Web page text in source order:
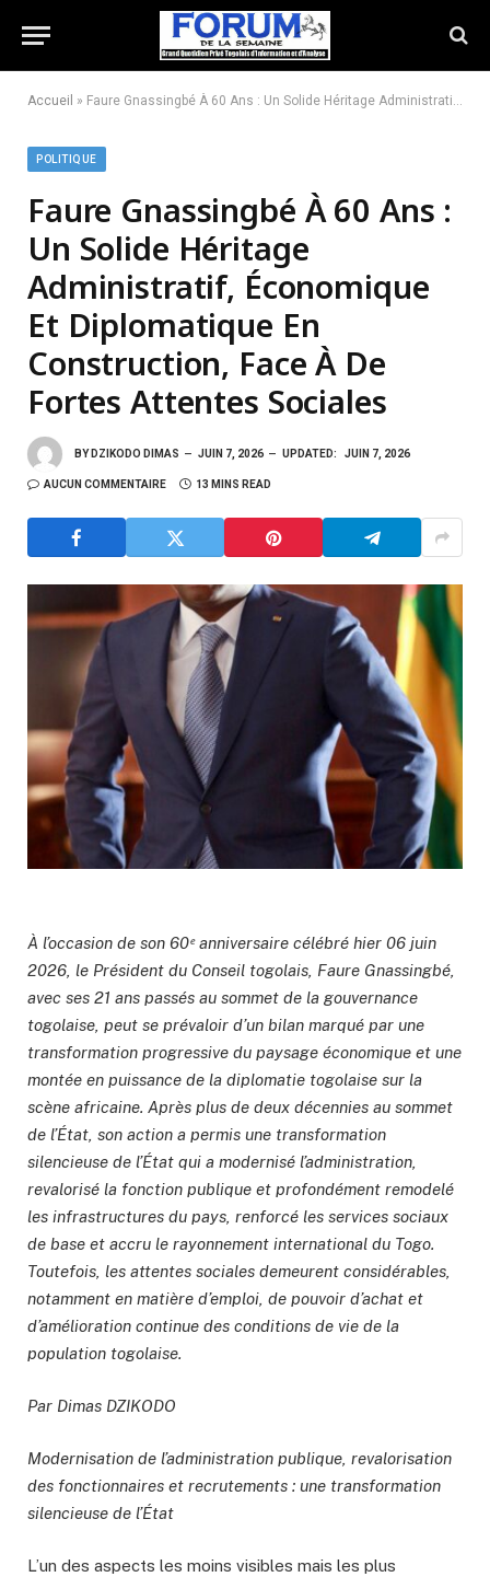
Accueil » Faure Gnassingbé À 60 Ans : Un Solide Héritage Administratif, Économique Et Diplomatique En Construction, Face À De Fortes Attentes Sociales
POLITIQUE
Faure Gnassingbé À 60 Ans :
Un Solide Héritage
Administratif, Économique
Et Diplomatique En
Construction, Face À De
Fortes Attentes Sociales
BY DZIKODO DIMAS JUIN 7, 2026 UPDATED: JUIN 7, 2026
AUCUN COMMENTAIRE 13 MINS READ
À l’occasion de son 60ᵉ anniversaire célébré hier 06 juin
2026, le Président du Conseil togolais, Faure Gnassingbé,
avec ses 21 ans passés au sommet de la gouvernance
togolaise, peut se prévaloir d’un bilan marqué par une
transformation progressive du paysage économique et une
montée en puissance de la diplomatie togolaise sur la
scène africaine. Après plus de deux décennies au sommet
de l’État, son action a permis une transformation
silencieuse de l’État qui a modernisé l’administration,
revalorisé la fonction publique et profondément remodelé
les infrastructures du pays, renforcé les services sociaux
de base et accru le rayonnement international du Togo.
Toutefois, les attentes sociales demeurent considérables,
notamment en matière d’emploi, de pouvoir d’achat et
d’amélioration continue des conditions de vie de la
population togolaise.
Par Dimas DZIKODO
Modernisation de l’administration publique, revalorisation
des fonctionnaires et recrutements : une transformation
silencieuse de l’État
L’un des aspects les moins visibles mais les plus